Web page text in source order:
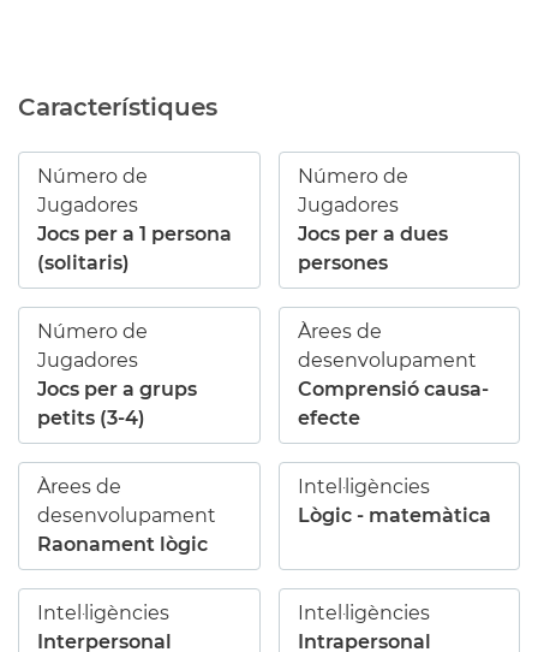
Característiques
Número de
Jugadores
Jocs per a 1 persona
(solitaris)
Número de
Jugadores
Jocs per a dues
persones
Número de
Jugadores
Jocs per a grups
petits (3-4)
Àrees de
desenvolupament
Comprensió causa-
efecte
Àrees de
desenvolupament
Raonament lògic
Intel·ligències
Lògic - matemàtica
Intel·ligències
Interpersonal
Intel·ligències
Intrapersonal